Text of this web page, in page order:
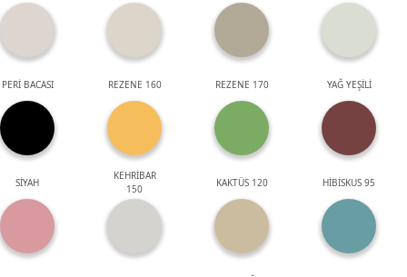
PERİ BACASI REZENE 160 REZENE 170 YAĞ YEŞİLİ
SİYAH
KEHRİBAR
150
KAKTÜS 120 HİBİSKUS 95